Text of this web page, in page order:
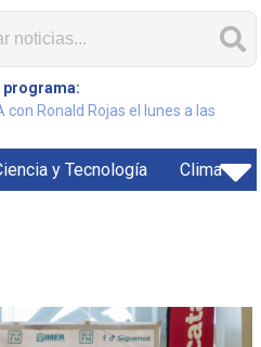
programa:
con Ronald Rojas el lunes a las
y Tecnología Clima